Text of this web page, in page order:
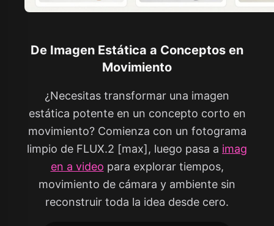
De Imagen Estática a Conceptos en
Movimiento
¿Necesitas transformar una imagen
estática potente en un concepto corto en
movimiento? Comienza con un fotograma
limpio de FLUX.2 [max], luego pasa a imag
en a video para explorar tiempos,
movimiento de cámara y ambiente sin
reconstruir toda la idea desde cero.